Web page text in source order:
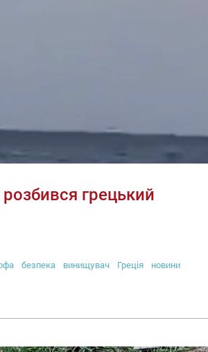
грецький
безпека винищувач Греція новини